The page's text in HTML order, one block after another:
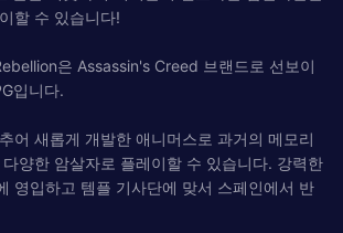
할 수 있습니다!
은 Assassin's Creed 브랜드로 선보이
입니다.
어 새롭게 개발한 애니머스로 과거의 메모리
양한 암살자로 플레이할 수 있습니다. 강력한
영입하고 템플 기사단에 맞서 스페인에서 반